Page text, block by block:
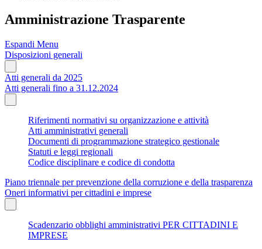
Amministrazione Trasparente
Espandi Menu
Disposizioni generali
Atti generali da 2025
Atti generali fino a 31.12.2024
Riferimenti normativi su organizzazione e attività
Atti amministrativi generali
Documenti di programmazione strategico gestionale
Statuti e leggi regionali
Codice disciplinare e codice di condotta
Piano triennale per prevenzione della corruzione e della trasparenza
Oneri informativi per cittadini e imprese
Scadenzario obblighi amministrativi PER CITTADINI E
IMPRESE